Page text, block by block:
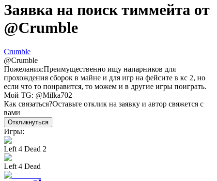
Заявка на поиск тиммейта от
@Crumble
Crumble
@Crumble
Пожелания:Преимущественно ищу напарников для
прохождения сборок в майне и для игр на фейсите в кс 2, но
если что то понравится, то можем и в другие игры поиграть.
Мой TG: @Milka702
Как связаться?Оставьте отклик на заявку и автор свяжется с
вами
Откликнуться
Игры:
Left 4 Dead 2
Left 4 Dead